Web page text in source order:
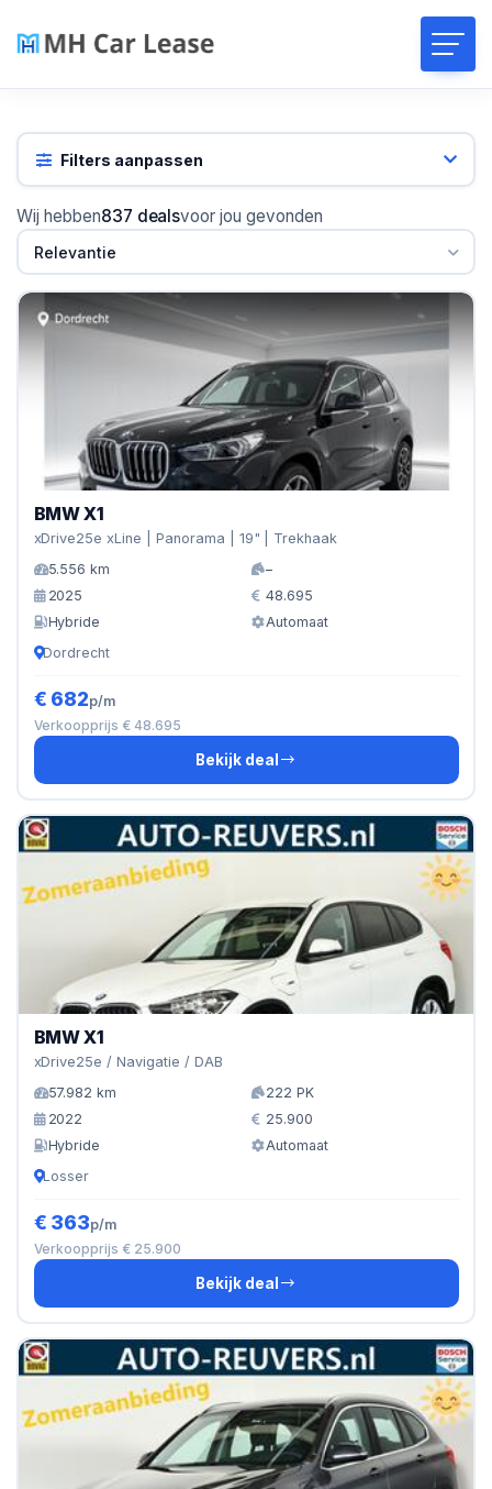
Filters aanpassen
Wij hebben837 dealsvoor jou gevonden
Relevantie
BMW X1
xDrive25e xLine | Panorama | 19" | Trekhaak
5.556 km
–
2025
48.695
Hybride
Automaat
Dordrecht
€ 682p/m
Verkoopprijs € 48.695
Bekijk deal
BMW X1
xDrive25e / Navigatie / DAB
57.982 km
222 PK
2022
25.900
Hybride
Automaat
Losser
€ 363p/m
Verkoopprijs € 25.900
Bekijk deal